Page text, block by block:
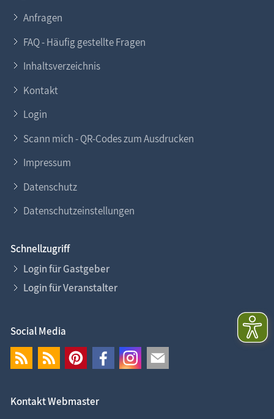
Anfragen
FAQ - Häufig gestellte Fragen
Inhaltsverzeichnis
Kontakt
Login
Scann mich - QR-Codes zum Ausdrucken
Impressum
Datenschutz
Datenschutzeinstellungen
Schnellzugriff
Login für Gastgeber
Login für Veranstalter
Social Media
Kontakt Webmaster